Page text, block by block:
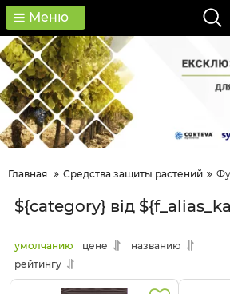
Меню
Главная Средства защиты растений
${category} від
умолчанию цене
названию
рейтингу